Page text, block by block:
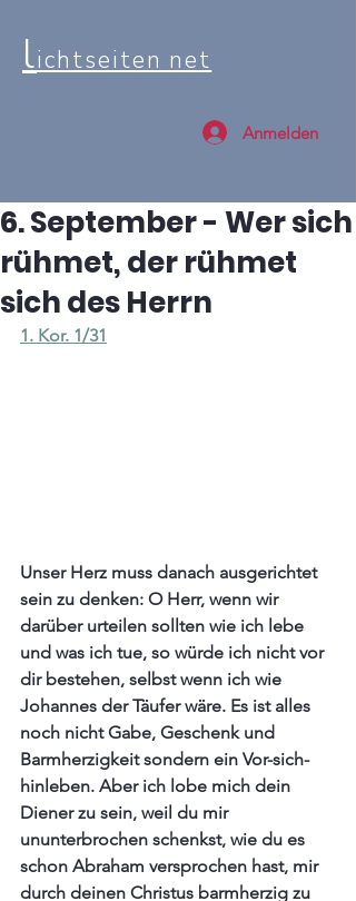
lichtseiten net
Anmelden
6. September - Wer sich
rühmet, der rühmet
sich des Herrn
1. Kor. 1/31
Unser Herz muss danach ausgerichtet
sein zu denken: O Herr, wenn wir
darüber urteilen sollten wie ich lebe
und was ich tue, so würde ich nicht vor
dir bestehen, selbst wenn ich wie
Johannes der Täufer wäre. Es ist alles
noch nicht Gabe, Geschenk und
Barmherzigkeit sondern ein Vor-sich-
hinleben. Aber ich lobe mich dein
Diener zu sein, weil du mir
ununterbrochen schenkst, wie du es
schon Abraham versprochen hast, mir
durch deinen Christus barmherzig zu